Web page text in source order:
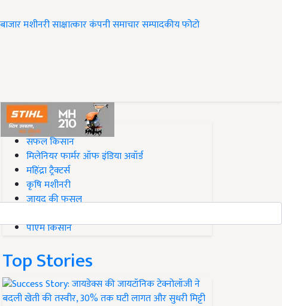
बाजारमशीनरीसाक्षात्कारकंपनी समाचारसम्पादकीयफोटो
#Top on Krishi Jagran
सफल किसान
मिलेनियर फार्मर ऑफ इंडिया अवॉर्ड
महिंद्रा ट्रैक्टर्स
कृषि मशीनरी
जायद की फसल
पीएम किसान
Top Stories